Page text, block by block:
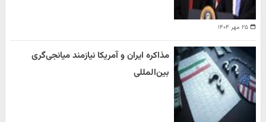
۲۵ مهر ۱۴۰۴
مذاکره ایران و آمریکا نیازمند میانجی‌گری
بین‌المللی